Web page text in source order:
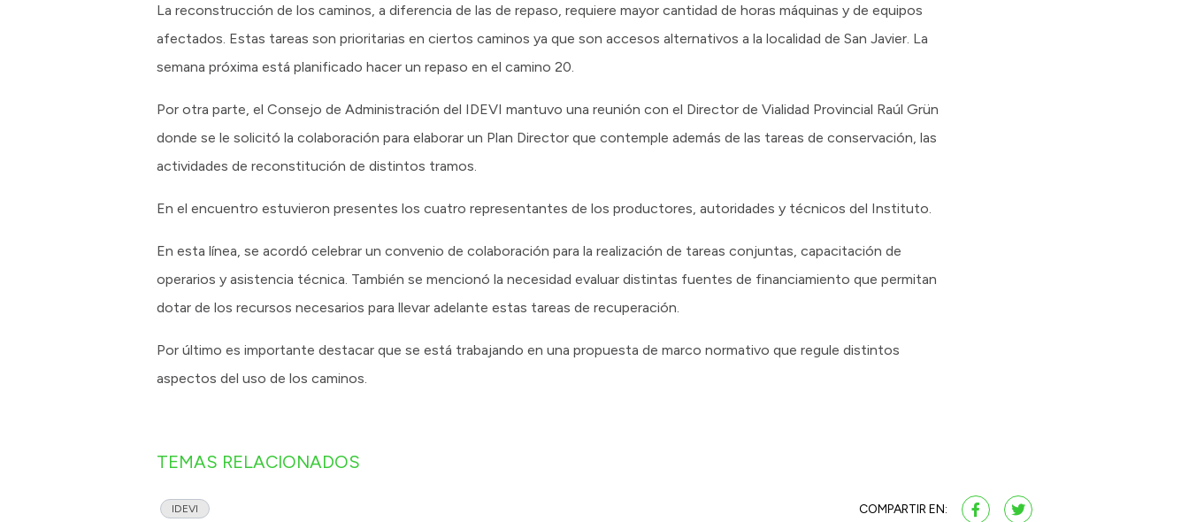
La reconstrucción de los caminos, a diferencia de las de repaso, requiere mayor cantidad de horas máquinas y de equipos
afectados. Estas tareas son prioritarias en ciertos caminos ya que son accesos alternativos a la localidad de San Javier. La
semana próxima está planificado hacer un repaso en el camino 20.
Por otra parte, el Consejo de Administración del IDEVI mantuvo una reunión con el Director de Vialidad Provincial Raúl Grün
donde se le solicitó la colaboración para elaborar un Plan Director que contemple además de las tareas de conservación, las
actividades de reconstitución de distintos tramos.
En el encuentro estuvieron presentes los cuatro representantes de los productores, autoridades y técnicos del Instituto.
En esta línea, se acordó celebrar un convenio de colaboración para la realización de tareas conjuntas, capacitación de
operarios y asistencia técnica. También se mencionó la necesidad evaluar distintas fuentes de financiamiento que permitan
dotar de los recursos necesarios para llevar adelante estas tareas de recuperación.
Por último es importante destacar que se está trabajando en una propuesta de marco normativo que regule distintos
aspectos del uso de los caminos.
TEMAS RELACIONADOS
IDEVI COMPARTIR EN: